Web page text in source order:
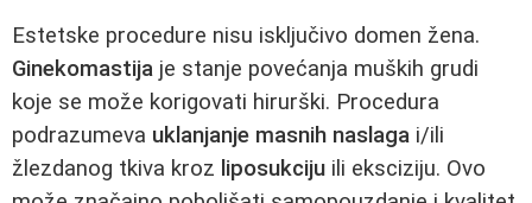
Estetske procedure nisu isključivo domen žena.
Ginekomastija je stanje povećanja muških grudi
koje se može korigovati hirurški. Procedura
podrazumeva uklanjanje masnih naslaga i/ili
žlezdanog tkiva kroz liposukciju ili eksciziju. Ovo